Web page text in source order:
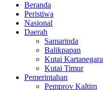
Beranda
Peristiwa
Nasional
Daerah
Samarinda
Balikpapan
Kutai Kartanegara
Kutai Timur
Pemerintahan
Pemprov Kaltim